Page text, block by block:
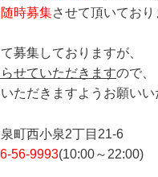
時募集させて頂いており
募集しておりますが、
せていただきますので、
ただきますようお願いい
町西小泉2丁目21-6
56-9993(10:00～22:00)